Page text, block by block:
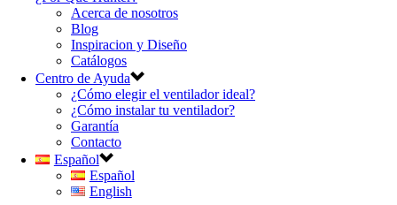
Acerca de nosotros
Blog
Inspiracion y Diseño
Catálogos
Centro de Ayuda
¿Cómo elegir el ventilador ideal?
¿Cómo instalar tu ventilador?
Garantía
Contacto
Español
Español
English